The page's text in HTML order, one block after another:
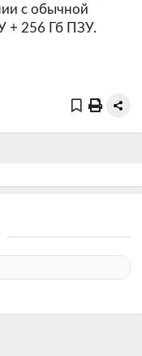
с обычной
+ 256 Гб ПЗУ.